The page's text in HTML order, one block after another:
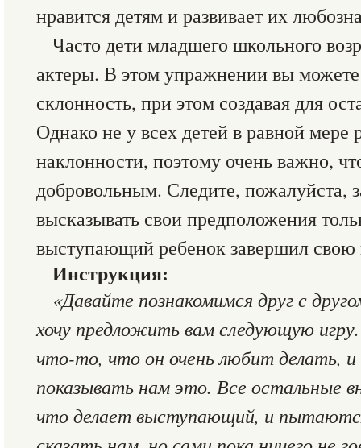
нравится детям и развивает их
Часто дети младшего школьного
актеры. В этом упражнении вы можете
склонность, при этом создавая для
Однако не у всех детей в равной мере
наклонности, поэтому очень важно,
добровольным. Следите, пожалуйста,
высказывать свои предположения
выступающий ребенок завершил
Инструкция:
«Давайте познакомимся друг с
хочу предложить вам следующую
что-то, что он очень любит делать, и
показывать нам это. Все остальные
что делает выступающий, и